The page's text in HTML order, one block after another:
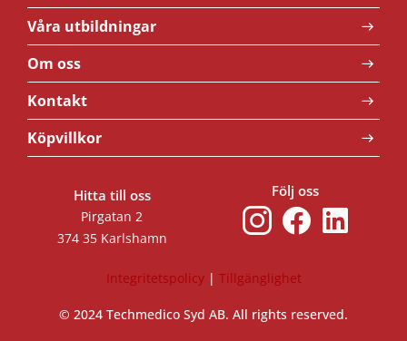
Integritetspolicy| Tillgänglighet
© 2024 Techmedico Syd AB. All rights reserved.
Våra utbildningar
Om oss
Kontakt
Köpvillkor
Hitta till oss
Pirgatan 2
374 35 Karlshamn
Följ oss